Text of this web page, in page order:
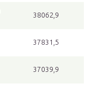
38062,9
37831,5
37039,9